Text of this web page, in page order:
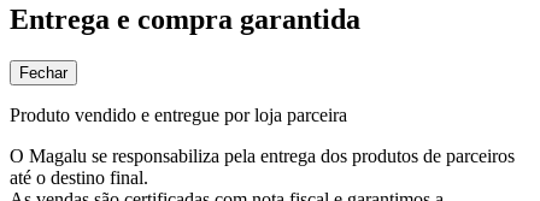
Entrega e compra garantida
Fechar
Produto vendido e entregue por loja parceira
O Magalu se responsabiliza pela entrega dos produtos de parceiros
até o destino final.